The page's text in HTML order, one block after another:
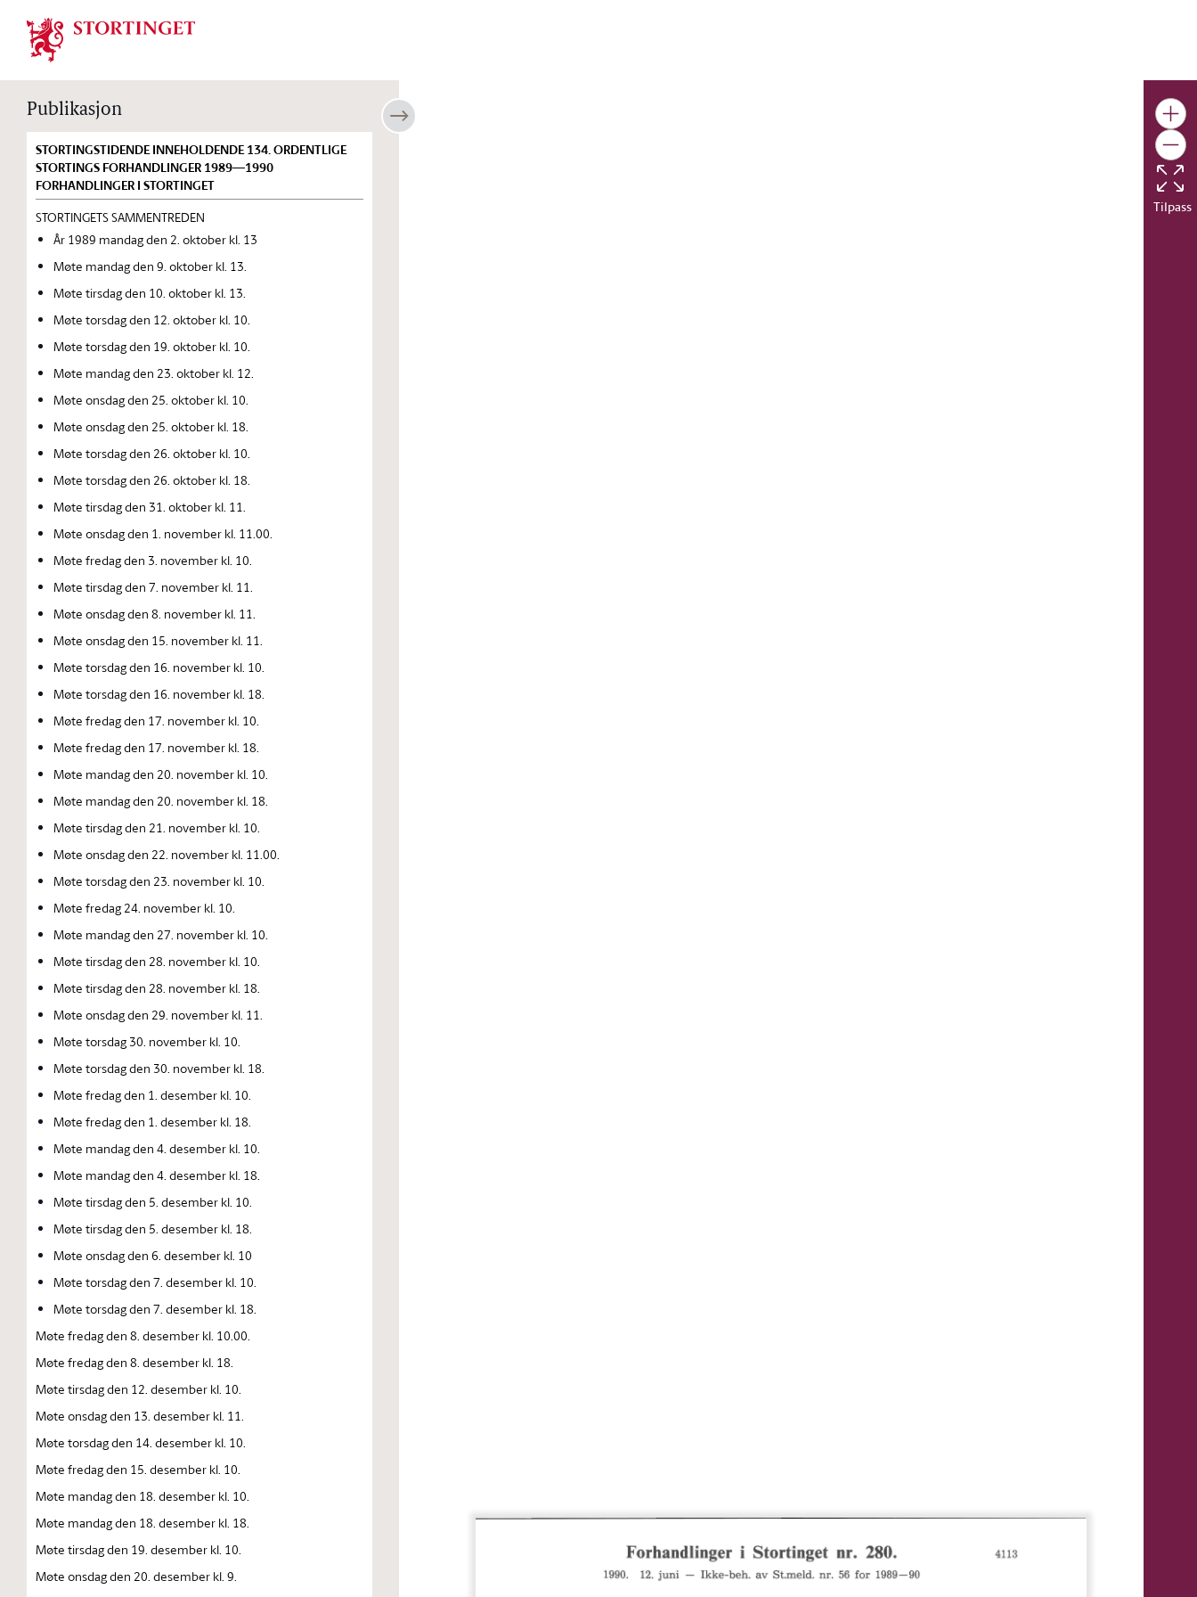
Stortinget.no
Publikasjon
STORTINGSTIDENDE INNEHOLDENDE 134. ORDENTLIGE
STORTINGS FORHANDLINGER 1989—1990
FORHANDLINGER I STORTINGET
STORTINGETS SAMMENTREDEN
År 1989 mandag den 2. oktober kl. 13
Møte mandag den 9. oktober kl. 13.
Møte tirsdag den 10. oktober kl. 13.
Møte torsdag den 12. oktober kl. 10.
Møte torsdag den 19. oktober kl. 10.
Møte mandag den 23. oktober kl. 12.
Møte onsdag den 25. oktober kl. 10.
Møte onsdag den 25. oktober kl. 18.
Møte torsdag den 26. oktober kl. 10.
Møte torsdag den 26. oktober kl. 18.
Møte tirsdag den 31. oktober kl. 11.
Møte onsdag den 1. november kl. 11.00.
Møte fredag den 3. november kl. 10.
Møte tirsdag den 7. november kl. 11.
Møte onsdag den 8. november kl. 11.
Møte onsdag den 15. november kl. 11.
Møte torsdag den 16. november kl. 10.
Møte torsdag den 16. november kl. 18.
Møte fredag den 17. november kl. 10.
Møte fredag den 17. november kl. 18.
Møte mandag den 20. november kl. 10.
Møte mandag den 20. november kl. 18.
Møte tirsdag den 21. november kl. 10.
Møte onsdag den 22. november kl. 11.00.
Møte torsdag den 23. november kl. 10.
Møte fredag 24. november kl. 10.
Møte mandag den 27. november kl. 10.
Møte tirsdag den 28. november kl. 10.
Møte tirsdag den 28. november kl. 18.
Møte onsdag den 29. november kl. 11.
Møte torsdag 30. november kl. 10.
Møte torsdag den 30. november kl. 18.
Møte fredag den 1. desember kl. 10.
Møte fredag den 1. desember kl. 18.
Møte mandag den 4. desember kl. 10.
Møte mandag den 4. desember kl. 18.
Møte tirsdag den 5. desember kl. 10.
Møte tirsdag den 5. desember kl. 18.
Møte onsdag den 6. desember kl. 10
Møte torsdag den 7. desember kl. 10.
Møte torsdag den 7. desember kl. 18.
Møte fredag den 8. desember kl. 10.00.
Møte fredag den 8. desember kl. 18.
Møte tirsdag den 12. desember kl. 10.
Møte onsdag den 13. desember kl. 11.
Møte torsdag den 14. desember kl. 10.
Møte fredag den 15. desember kl. 10.
Møte mandag den 18. desember kl. 10.
Møte mandag den 18. desember kl. 18.
Møte tirsdag den 19. desember kl. 10.
Møte onsdag den 20. desember kl. 9.